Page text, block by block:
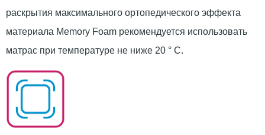
раскрытия максимального ортопедического эффекта
материала Memory Foam рекомендуется использовать
матрас при температуре не ниже 20 ° С.